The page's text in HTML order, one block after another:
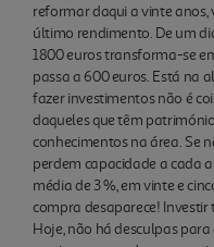
reformar daqui a vinte anos,
último rendimento. De um
1800 euros transforma-se
passa a 600 euros. Está na
fazer investimentos não é
daqueles que têm
conhecimentos na área. Se
perdem capacidade a cada
média de 3 %, em vinte e
compra desaparece! Investir
Hoje, não há desculpas